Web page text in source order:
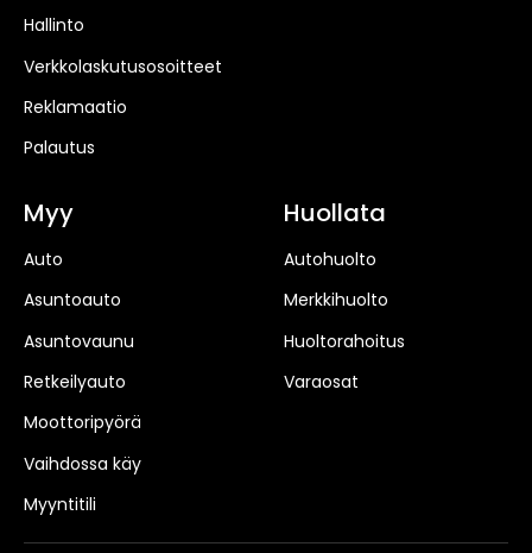
Hallinto
Verkkolaskutusosoitteet
Reklamaatio
Palautus
Myy
Auto
Asuntoauto
Asuntovaunu
Retkeilyauto
Moottoripyörä
Vaihdossa käy
Myyntitili
Huollata
Autohuolto
Merkkihuolto
Huoltorahoitus
Varaosat